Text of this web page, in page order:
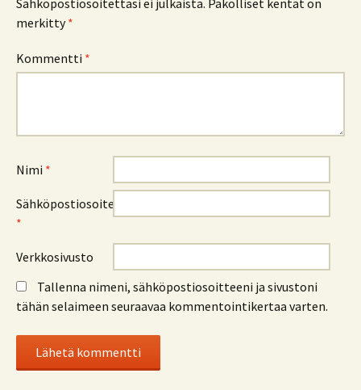
Sähköpostiosoitettasi ei julkaista. Pakolliset kentät on
merkitty*
Kommentti *
Nimi *
Sähköpostiosoite
*
Verkkosivusto
Tallenna nimeni, sähköpostiosoitteeni ja sivustoni
tähän selaimeen seuraavaa kommentointikertaa varten.